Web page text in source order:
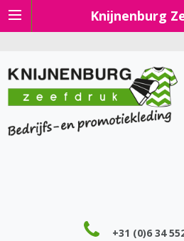
Knijnenburg
+31 (0)6 34